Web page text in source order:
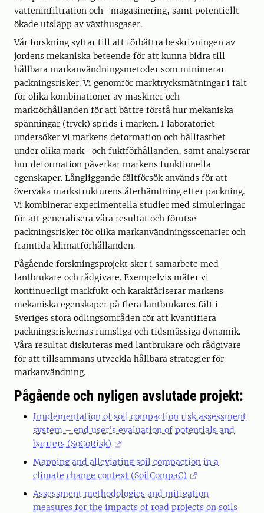
vatteninfiltration och -magasinering, samt potentiellt
ökade utsläpp av växthusgaser.
Vår forskning syftar till att förbättra beskrivningen av
jordens mekaniska beteende för att kunna bidra till
hållbara markanvändningsmetoder som minimerar
packningsrisker. Vi genomför marktrycksmätningar i fält
för olika kombinationer av maskiner och
markförhållanden för att bättre förstå hur mekaniska
spänningar (tryck) sprids i marken. I laboratoriet
undersöker vi markens deformation och hållfasthet
under olika mark- och fuktförhållanden, samt analyserar
hur deformation påverkar markens funktionella
egenskaper. Långliggande fältförsök används för att
övervaka markstrukturens återhämtning efter packning.
Vi kombinerar experimentella studier med simuleringar
för att generalisera våra resultat och förutse
packningsrisker för olika markanvändningsscenarier och
framtida klimatförhållanden.
Pågående forskningsprojekt sker i samarbete med
lantbrukare och rådgivare. Exempelvis mäter vi
kontinuerligt markfukt och karaktäriserar markens
mekaniska egenskaper på flera lantbrukares fält i
Sveriges stora odlingsområden för att kvantifiera
packningsriskernas rumsliga och tidsmässiga dynamik.
Våra resultat diskuteras med lantbrukare och rådgivare
för att tillsammans utveckla hållbara strategier för
markanvändning.
Pågående och nyligen avslutade projekt:
Implementation of soil compaction risk assessment
system – end user’s evaluation of potentials and
barriers (SoCoRisk)
Mapping and alleviating soil compaction in a
climate change context (SoilCompaC)
Assessment methodologies and mitigation
measures for the impacts of road projects on soils